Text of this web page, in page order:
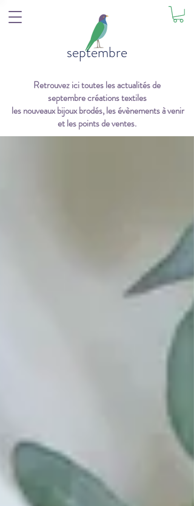
septembre
Retrouvez ici toutes les actualités de
septembre créations textiles
les nouveaux bijoux brodés, les évènements à venir
et les points de ventes.